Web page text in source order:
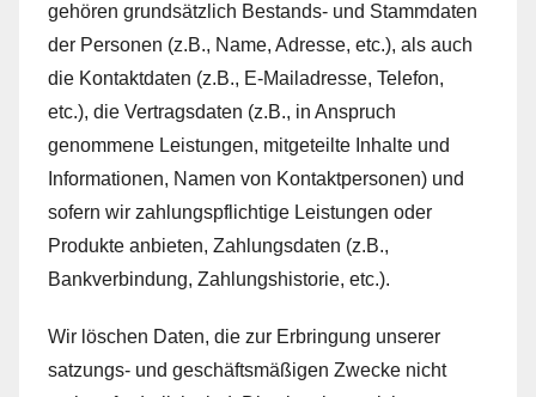
gehören grundsätzlich Bestands- und Stammdaten
der Personen (z.B., Name, Adresse, etc.), als auch
die Kontaktdaten (z.B., E-Mailadresse, Telefon,
etc.), die Vertragsdaten (z.B., in Anspruch
genommene Leistungen, mitgeteilte Inhalte und
Informationen, Namen von Kontaktpersonen) und
sofern wir zahlungspflichtige Leistungen oder
Produkte anbieten, Zahlungsdaten (z.B.,
Bankverbindung, Zahlungshistorie, etc.).
Wir löschen Daten, die zur Erbringung unserer
satzungs- und geschäftsmäßigen Zwecke nicht